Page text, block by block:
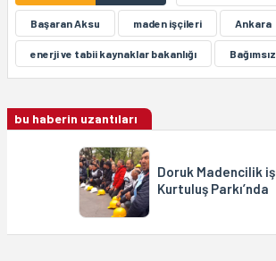
Başaran Aksu maden işçileri Ankara
enerji ve tabii kaynaklar bakanlığı
bu haberin uzantıları
Doruk Madencilik
Kurtuluş Parkı’nda